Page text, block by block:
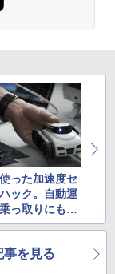
本/雑誌] 【初回
ック) / 永瀬廉
【電子書籍】[
】AOKIMI ワイヤ
ヤホン V12 小型
最大36時間再生 ぶ
ノイズキャン
Type-C充電 マイク
整 スポーツ/通勤/通
レス 500ml ×24本
ミリリットル (Sm
たり 9巻 (デジタル
ス)
(ジャンプコミッ
った加速度セ
ック。自動運
っ取りにも応
事を見る